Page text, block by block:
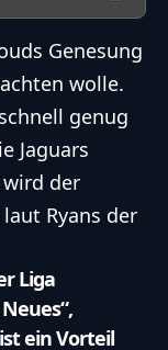
Genesung
wolle.
genug
Jaguars
der
laut Ryans der
Liga
ein Vorteil